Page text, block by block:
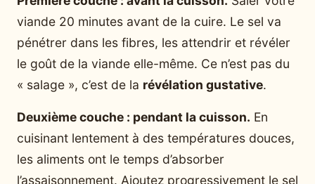
viande 20 minutes avant de la cuire. Le sel va
pénétrer dans les fibres, les attendrir et révéler
le goût de la viande elle-même. Ce n’est pas du
« salage », c’est de la révélation gustative.
Deuxième couche : pendant la cuisson. En
cuisinant lentement à des températures douces,
les aliments ont le temps d’absorber
l’assaisonnement. Ajoutez progressivement le sel